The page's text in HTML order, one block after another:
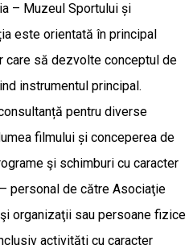
– Muzeul Sportului și
este orientată în principal
care să dezvolte conceptul de
instrumentul principal.
pentru diverse
filmului și conceperea de
şi schimburi cu caracter
personal de către Asociaţie
organizaţii sau persoane fizice
activităţi cu caracter